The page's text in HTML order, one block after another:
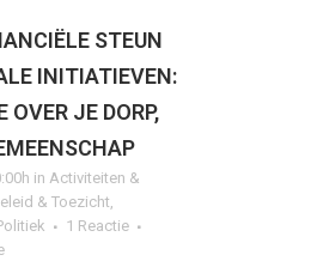
STEUN
INITIATIEVEN:
OVER JE DORP,
in Activiteiten &
& Toezicht,
1 Reactie